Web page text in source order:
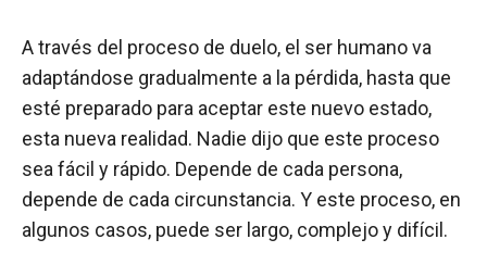
A través del proceso de duelo, el ser humano va
adaptándose gradualmente a la pérdida, hasta que
esté preparado para aceptar este nuevo estado,
esta nueva realidad. Nadie dijo que este proceso
sea fácil y rápido. Depende de cada persona,
depende de cada circunstancia. Y este proceso, en
algunos casos, puede ser largo, complejo y difícil.